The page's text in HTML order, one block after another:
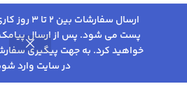
ارسال
پست می شود. پس از ارسال
خواهید کرد. به جهت پیگیری
در سایت وارد
تماس با ما 8:00 تا 16:00 09136604547
پیگیری سفارش از طریق واتساپ کلیک
پتو گلبافت مدل
گل برجسته سایز
2,201,000
5,325,000
0